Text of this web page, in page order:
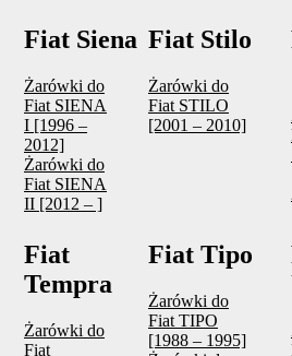
Fiat Siena
Żarówki do
Fiat SIENA
I [1996 –
2012]
Żarówki do
Fiat SIENA
II [2012 – ]
Fiat Stilo
Żarówki do
Fiat STILO
[2001 – 2010]
Fiat
Tempra
Żarówki do
Fiat
Fiat Tipo
Żarówki do
Fiat TIPO
[1988 – 1995]